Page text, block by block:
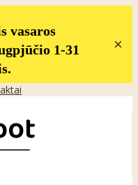
vasaros
1-31
×